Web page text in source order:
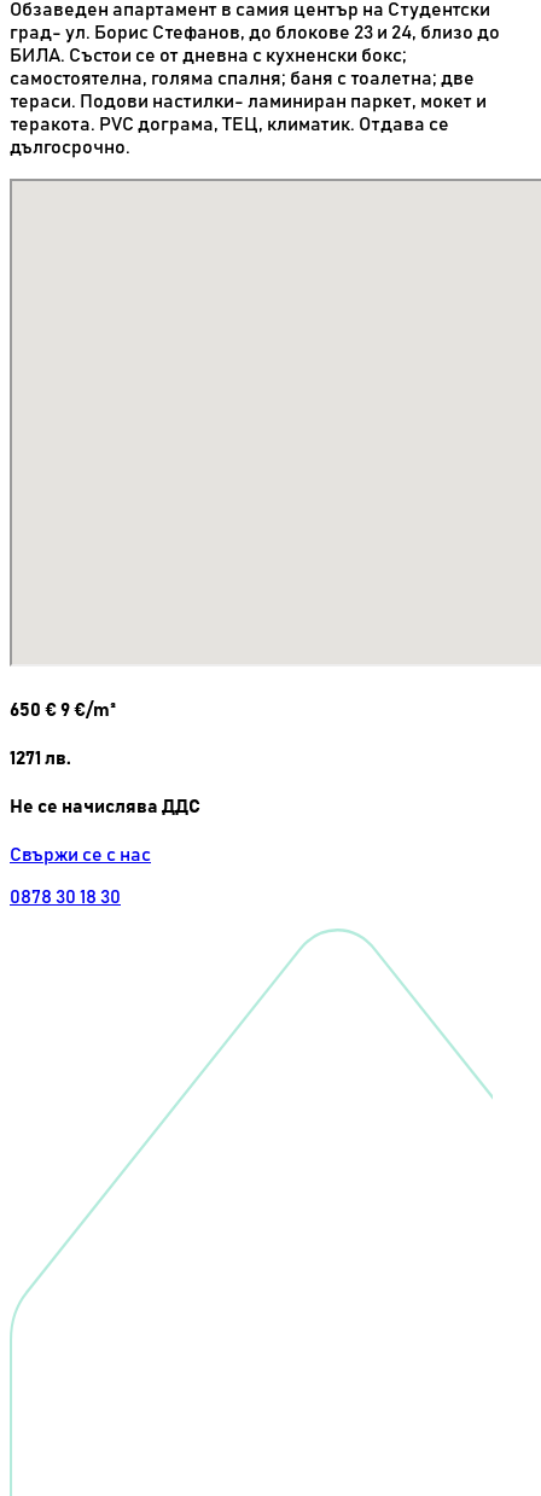
Обзаведен апартамент в самия център на Студентски
град- ул. Борис Стефанов, до блокове 23 и 24, близо до
БИЛА. Състои се от дневна с кухненски бокс;
самостоятелна, голяма спалня; баня с тоалетна; две
тераси. Подови настилки- ламиниран паркет, мокет и
теракота. PVC дограма, ТЕЦ, климатик. Отдава се
дългосрочно.
650 €9 €/m²
1271 лв.
Не се начислява ДДС
Свържи се с нас
0878 30 18 30